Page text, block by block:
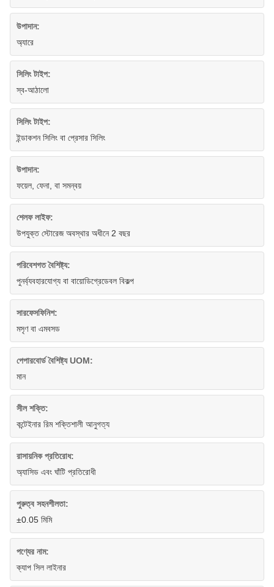
উপাদান:
অ্যারে
সিলিং টাইপ:
স্ব-আঠালো
সিলিং টাইপ:
ইন্ডাকশন সিলিং বা প্রেসার সিলিং
উপাদান:
ফয়েল, ফেনা, বা সমন্বয়
শেলফ লাইফ:
উপযুক্ত স্টোরেজ অবস্থার অধীনে 2 বছর
পরিবেশগত বৈশিষ্ট্য:
পুনর্ব্যবহারযোগ্য বা বায়োডিগ্রেডেবল বিকল্প
সারফেসফিনিশ:
মসৃণ বা এমবসড
পেপারবোর্ড বৈশিষ্ট্য UOM:
মান
সীল শক্তি:
কন্টেইনার রিম শক্তিশালী আনুগত্য
রাসায়নিক প্রতিরোধ:
অ্যাসিড এবং ঘাঁটি প্রতিরোধী
পুরুত্ব সহনশীলতা:
±0.05 মিমি
পণ্যের নাম:
ক্যাপ সিল লাইনার